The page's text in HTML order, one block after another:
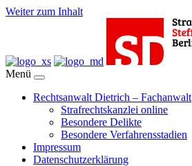
Weiter zum Inhalt
Menü
Rechtsanwalt Dietrich – Fachanwalt
Strafrechtskanzlei online
Besondere Delikte
Besondere Verfahrensstadien
Impressum
Datenschutzerklärung